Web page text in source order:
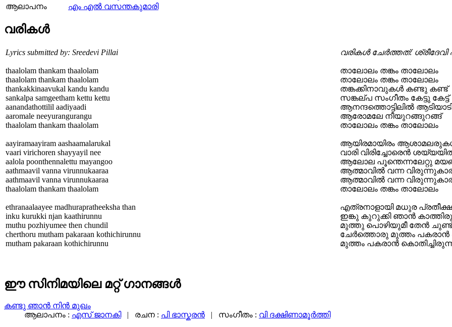
ആലാപനം
എം എല്‍ വസന്തകുമാരി
വരികള്‍
Lyrics submitted by: Sreedevi Pillai
thaalolam thankam thaalolam
thaalolam thankam thaalolam
thankakkinaavukal kandu kandu
sankalpa samgeetham kettu kettu
aanandathottilil aadiyaadi
aaromale neeyurangurangu
thaalolam thankam thaalolam
aayiramaayiram aashaamalarukal
vaari virichoren shayyayil nee
aalola poonthennalettu mayangoo
aathmaavil vanna virunnukaaraa
aathmaavil vanna virunnukaaraa
thaalolam thankam thaalolam
ethranaalaayee madhurapratheeksha than
inku kurukki njan kaathirunnu
muthu pozhiyumee then chundil
cherthoru mutham pakaraan kothichirunnu
mutham pakaraan kothichirunnu
വരികള്‍ ചേര്‍ത്തത്: ശ്രീദേവി
താലോലം തങ്കം താലോലം
താലോലം തങ്കം താലോലം
തങ്കക്കിനാവുകൾ കണ്ടു കണ്ട്
സങ്കല്പ സംഗീതം കേട്ടു കേട്ട്
ആനന്ദത്തൊട്ടിലിൽ ആടിയാടി
ആരോമലേ നീയുറങ്ങുറങ്ങ്
താലോലം തങ്കം താലോലം
ആയിരമായിരം
വാരി വിരിച്ചോരെൻ
ആലോല പൂന്തെന്നലേറ്റു
ആത്മാവിൽ വന്ന
ആത്മാവിൽ വന്ന
താലോലം തങ്കം താലോലം
എത്രനാളായി മധുര
ഇങ്കു കുറുക്കി ഞാൻ
മുത്തു പൊഴിയുമീ തേൻ
ചേർത്തൊരു മുത്തം പകരാൻ
മുത്തം പകരാൻ
ഈ സിനിമയിലെ മറ്റ് ഗാനങ്ങള്‍
കണ്ടു ഞാൻ നിൻ മുഖം
ആലാപനം : എസ് ജാനകി| രചന : പി ഭാസ്കരൻ | സംഗീതം : വി ദക്ഷിണാമൂര്‍ത്തി